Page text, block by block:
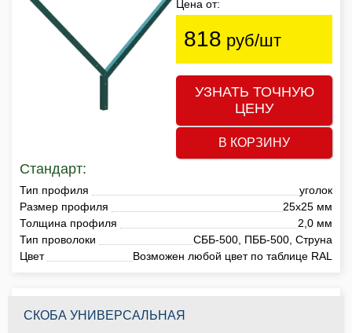
Цена от:
818 руб/шт
УЗНАТЬ ТОЧНУЮ
ЦЕНУ
В КОРЗИНУ
Стандарт:
Тип профиля
уголок
Размер профиля
25х25 мм
Толщина профиля
2,0 мм
Тип проволоки
СББ-500, ПББ-500, Струна
Цвет
Возможен любой цвет по таблице RAL
СКОБА УНИВЕРСАЛЬНАЯ